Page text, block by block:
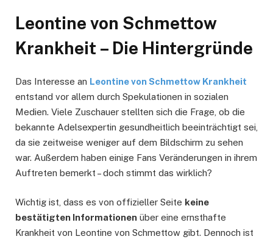
Leontine von Schmettow
Krankheit – Die Hintergründe
Das Interesse an Leontine von Schmettow Krankheit
entstand vor allem durch Spekulationen in sozialen
Medien. Viele Zuschauer stellten sich die Frage, ob die
bekannte Adelsexpertin gesundheitlich beeinträchtigt sei,
da sie zeitweise weniger auf dem Bildschirm zu sehen
war. Außerdem haben einige Fans Veränderungen in ihrem
Auftreten bemerkt – doch stimmt das wirklich?
Wichtig ist, dass es von offizieller Seite keine
bestätigten Informationen über eine ernsthafte
Krankheit von Leontine von Schmettow gibt. Dennoch ist